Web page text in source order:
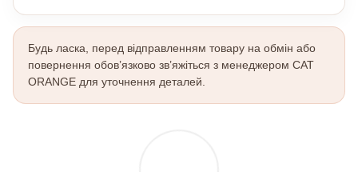
Будь ласка, перед відправленням товару на обмін або
повернення обов’язково зв’яжіться з менеджером CAT
ORANGE для уточнення деталей.